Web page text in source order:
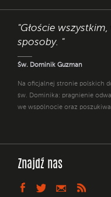
"Głoście
sposoby. "
Św. Dominik Guzman
Na oficjalnej stronie polskich
św. Dominika: pragnienie
we wspólnocie oraz
Znajdź nas